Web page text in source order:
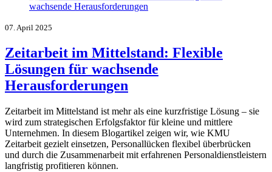
07. April 2025
Zeitarbeit im Mittelstand: Flexible
Lösungen für wachsende
Herausforderungen
Zeitarbeit im Mittelstand ist mehr als eine kurzfristige Lösung – sie
wird zum strategischen Erfolgsfaktor für kleine und mittlere
Unternehmen. In diesem Blogartikel zeigen wir, wie KMU
Zeitarbeit gezielt einsetzen, Personallücken flexibel überbrücken
und durch die Zusammenarbeit mit erfahrenen Personaldienstleistern
langfristig profitieren können.